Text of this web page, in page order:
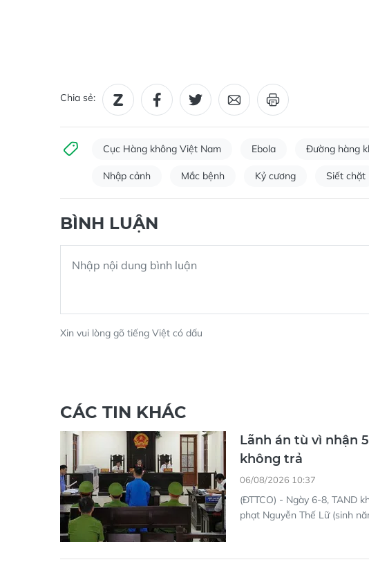
Chia sẻ:
Cục Hàng không Việt Nam Ebola Đường hàng
Nhập cảnh Mắc bệnh Kỷ cương Siết chặt
BÌNH LUẬN
Xin vui lòng gõ tiếng Việt có dấu
CÁC TIN KHÁC
Lãnh án tù vì nhận
không trả
(ĐTTCO) - Ngày 6-8, TAND
phạt Nguyễn Thế Lữ (sinh